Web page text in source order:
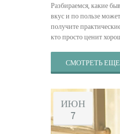
Разбираемся, какие
вкус и по пользе
получите
кто просто ценит
СМОТРЕТЬ ЕЩЕ
ИЮН
7